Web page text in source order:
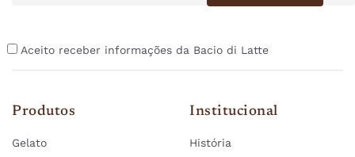
Aceito receber informações da Bacio di Latte
Produtos
Gelato
Institucional
História